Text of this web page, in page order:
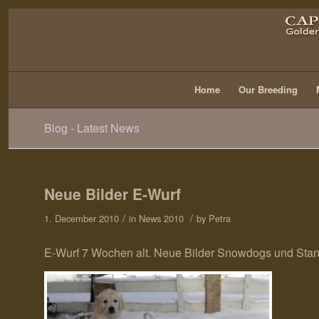
Home Our Breeding
Blog - Latest News
Neue Bilder E-Wurf
1. December 2010 / in News 2010 / by Petra
E-Wurf 7 Wochen alt. Neue Bilder Snowdogs und